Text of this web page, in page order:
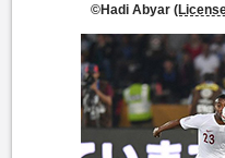
©Hadi Abyar